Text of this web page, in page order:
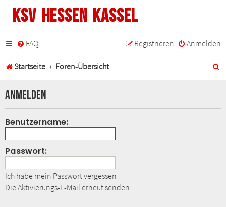
KSV Hessen Kassel
FAQ Anmelden
Registrieren
Startseite Foren-Übersicht
Anmelden
Benutzername:
Passwort:
Ich habe mein Passwort vergessen
Die Aktivierungs-E-Mail erneut senden